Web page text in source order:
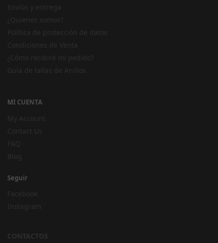
MI CUENTA
Seguir